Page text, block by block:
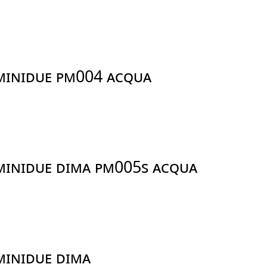
PM004 ACQUA
DIMA PM005S ACQUA
DIMA